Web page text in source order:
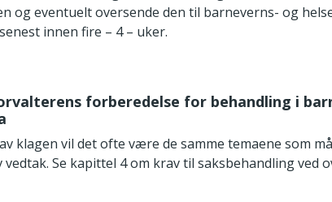
og eventuelt oversende den til barneverns- og
innen fire – 4 – uker.
forberedelse for behandling i
klagen vil det ofte være de samme temaene som
Se kapittel 4 om krav til saksbehandling ved